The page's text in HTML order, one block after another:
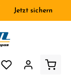
Jetzt sichern